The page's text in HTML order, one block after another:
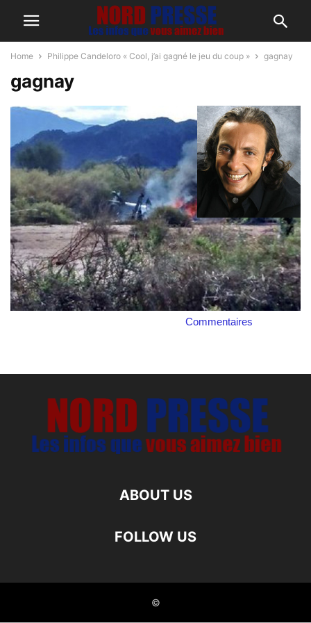
Home Philippe Candeloro « Cool, j’ai gagné le jeu du coup » gagnay
gagnay
Commentaires
ABOUT US
FOLLOW US
©